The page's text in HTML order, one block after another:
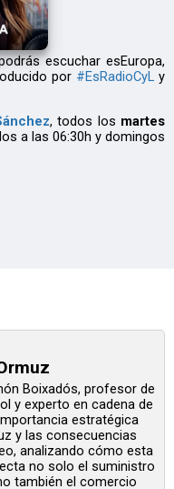
escuchar esEuropa,
por #EsRadioCyL y
, todos los martes
a las 06:30h y domingos
Boixadós, profesor de
y experto en cadena de
estratégica
y las consecuencias
analizando cómo esta
no solo el suministro
también el comercio